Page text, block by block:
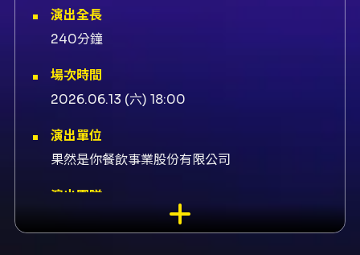
演出全長
240分鐘
場次時間
2026.06.13 (六) 18:00
演出單位
果然是你餐飲事業股份有限公司
演出團隊
售票系統KKTIX、演出翁祥、演出采子、演出禮